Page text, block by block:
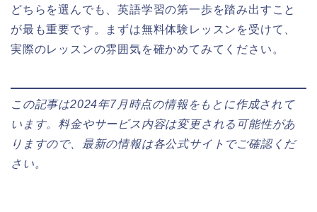
どちらを選んでも、英語学習の第一歩を踏み出すこと
が最も重要です。まずは無料体験レッスンを受けて、
実際のレッスンの雰囲気を確かめてみてください。
この記事は2024年7月時点の情報をもとに作成されて
います。料金やサービス内容は変更される可能性があ
りますので、最新の情報は各公式サイトでご確認くだ
さい。